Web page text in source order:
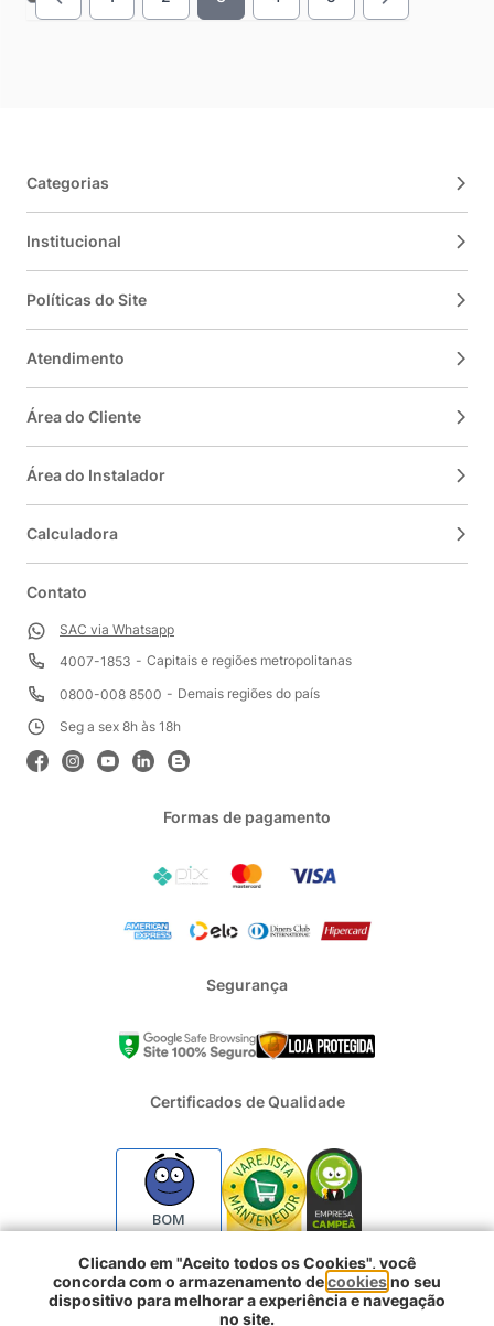
Página Página Você esta lendo a pagina
Página Página
Categorias
Institucional
Políticas do Site
Atendimento
Área do Cliente
Área do Instalador
Calculadora
Contato
SAC via Whatsapp
4007-1853
Capitais e regiões metropolitanas
0800-008 8500
Demais regiões do país
Seg a sex 8h às 18h
Formas de pagamento
Segurança
Certificados de Qualidade
BOM
2024 - Todos os direitos reservados | REFRIGERACAO DUFRIO
COMERCIO E IMPORTACAO S.A. | CNPJ : 01.754.239/0001-10 |
Clicando em "Aceito todos os Cookies", você
concorda com o armazenamento decookiesno seu
dispositivo para melhorar a experiência e navegação
no site.